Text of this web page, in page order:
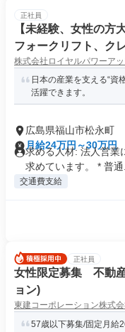
正社員
【未経験、女性の方
フォークリフト、ク
株式会社ロイヤルパワーア
日本の産業を支える“資
活躍できます。
広島県福山市松永町
月給24万円～30万円
求める人材: 法人営業
求めています。 * 普通
交通費支給
正社員
女性限定募集 不動
ョン)
東建コーポレーション株式
57歳以下募集/固定月給